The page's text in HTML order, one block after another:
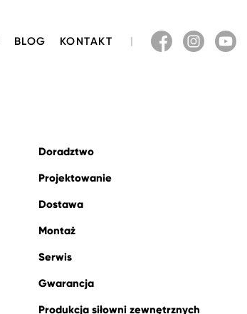
BLOG KONTAKT
Doradztwo
Projektowanie
Dostawa
Montaż
Serwis
Gwarancja
Produkcja siłowni zewnętrznych